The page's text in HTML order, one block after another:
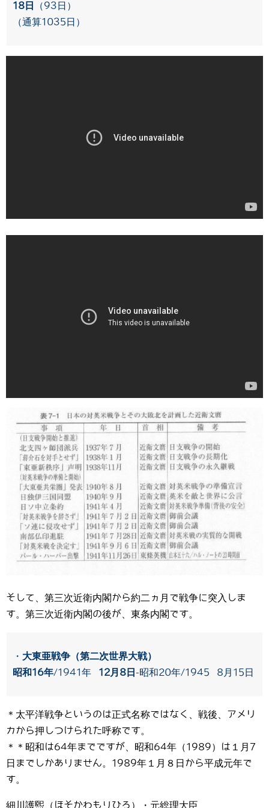
18日
（93日）
（通算1035日）
そして、第三次近衛内閣から約二ヵ月で戦争に突入しま
す。第三次近衛内閣の後が、東条内閣です。
・ 大東亜戦争（第二次世界大戦）
昭和16年/1941年 12月8日 -昭和20年/1945 8月15日
＊太平洋戦争というのは正式名称ではなく、戦後、アメリ
カから押しつけられた呼称です。
＊＊昭和は64年までですが、昭和64年（1989）は１月7
日までしかありません。1989年１月８日から平成元年で
す。
細川護煕（ほそかわもりひろ）・元総理大臣